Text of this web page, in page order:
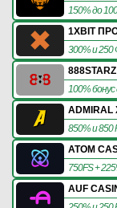
150% до
1XBIT
300% и
100% бонус
850% и 850
ATOM
750FS +
AUF